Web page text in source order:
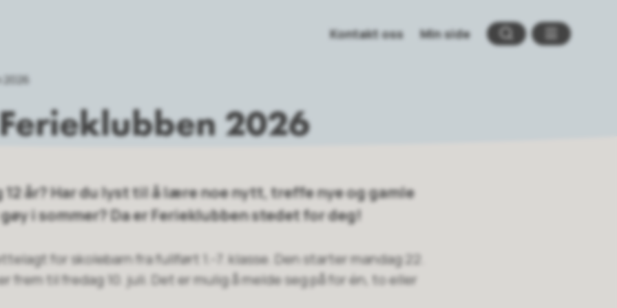
Kontakt oss Min side
Søk Meny
2026
Ferieklubben 2026
12 år? Har du lyst til å lære noe nytt, treffe nye og gamle
i sommer? Da er Ferieklubben stedet for deg!
for skolebarn fra fullført 1.-7. klasse. Den starter mandag 22.
frem til fredag 10. juli. Det er mulig å melde seg på for én, to eller